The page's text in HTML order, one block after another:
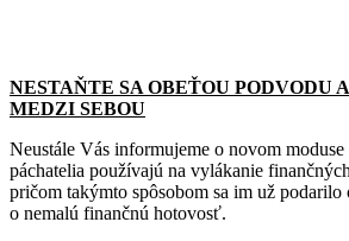
NESTAŇTE SA OBEŤOU PODVODU
MEDZI SEBOU
Neustále Vás informujeme o novom
páchatelia používajú na vylákanie
pričom takýmto spôsobom sa im už
o nemalú finančnú hotovosť.